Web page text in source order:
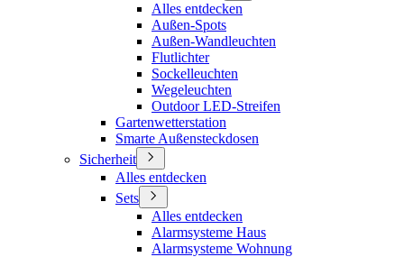
Alles entdecken
Außen-Spots
Außen-Wandleuchten
Flutlichter
Sockelleuchten
Wegeleuchten
Outdoor LED-Streifen
Gartenwetterstation
Smarte Außensteckdosen
Sicherheit
Alles entdecken
Sets
Alles entdecken
Alarmsysteme Haus
Alarmsysteme Wohnung